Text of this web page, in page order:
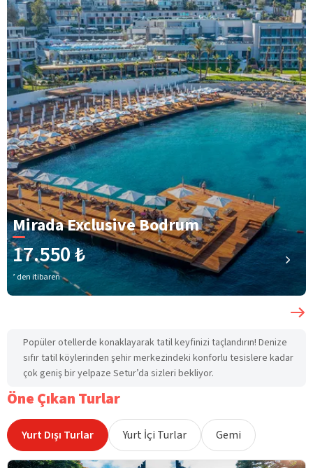
Mirada Exclusive Bodrum
17.550 ₺
’ den itibaren
Popüler otellerde konaklayarak tatil keyfinizi taçlandırın! Denize
sıfır tatil köylerinden şehir merkezindeki konforlu tesislere kadar
çok geniş bir yelpaze Setur’da sizleri bekliyor.
Öne Çıkan Turlar
Yurt Dışı Turlar Yurt İçi Turlar Gemi